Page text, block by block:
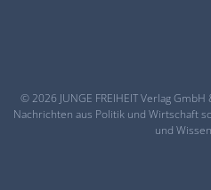
© 2026 JUNGE FREIHEIT Verlag
Nachrichten aus Politik und Wirtschaft
und